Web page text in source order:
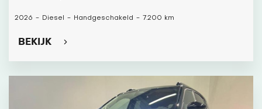
2026 - Diesel - Handgeschakeld - 7.200 km
BEKIJK